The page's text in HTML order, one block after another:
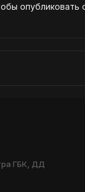
опубликовать
ГБК, ДД